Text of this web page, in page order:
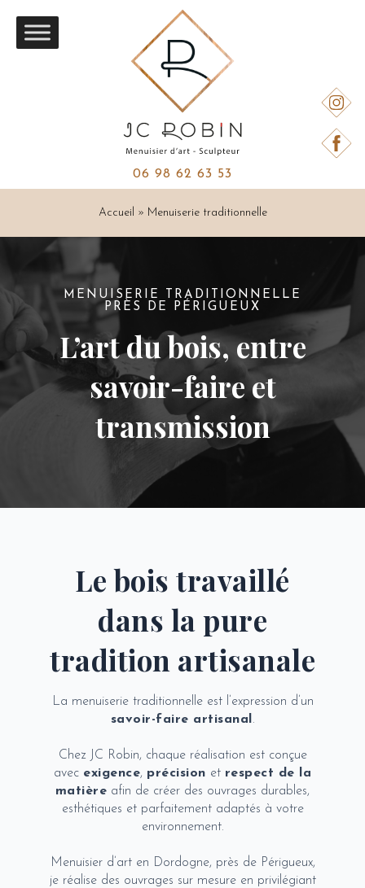
06 98 62 63 53
Accueil » Menuiserie traditionnelle
MENUISERIE TRADITIONNELLE
PRÈS DE PÉRIGUEUX
L’art du bois, entre
savoir-faire et
transmission
Le bois travaillé
dans la pure
tradition artisanale
La menuiserie traditionnelle est l’expression d’un
savoir-faire artisanal .
Chez JC Robin, chaque réalisation est conçue
avec exigence, précision et respect de la
matière afin de créer des ouvrages durables,
esthétiques et parfaitement adaptés à votre
environnement.
Menuisier d’art en Dordogne, près de Périgueux,
je réalise des ouvrages sur mesure en privilégiant